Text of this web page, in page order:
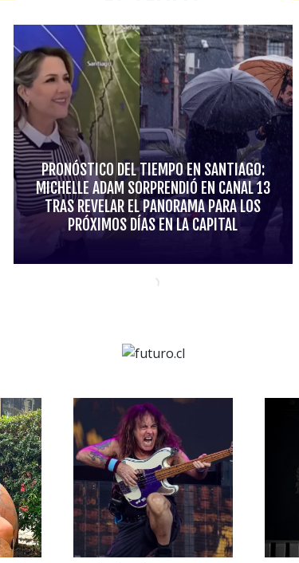
PRONÓSTICO DEL TIEMPO EN SANTIAGO:
MICHELLE ADAM SORPRENDIÓ EN CANAL 13
TRAS REVELAR EL PANORAMA PARA LOS
PRÓXIMOS DÍAS EN LA CAPITAL